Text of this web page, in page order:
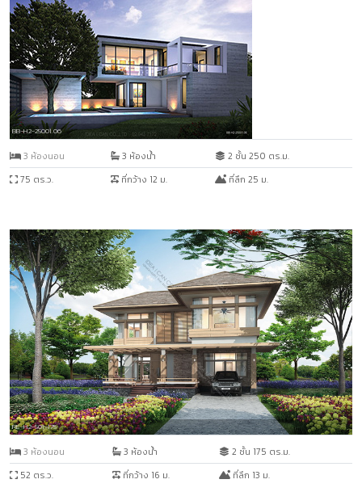
BB-H2-25001.06
3 ห้องนอน 3 ห้องน้ำ
2 ชั้น 250 ตร.ม.
75 ตร.ว.
ที่กว้าง 12 ม. ที่ลึก 25 ม.
RE-H2-501-175
3 ห้องนอน 3 ห้องน้ำ
2 ชั้น 175 ตร.ม.
52 ตร.ว.
ที่กว้าง 16 ม. ที่ลึก 13 ม.